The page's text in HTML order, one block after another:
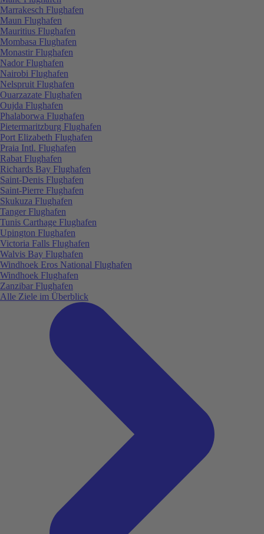
Marrakesch Flughafen
Maun Flughafen
Mauritius Flughafen
Mombasa Flughafen
Monastir Flughafen
Nador Flughafen
Nairobi Flughafen
Nelspruit Flughafen
Ouarzazate Flughafen
Oujda Flughafen
Phalaborwa Flughafen
Pietermaritzburg Flughafen
Port Elizabeth Flughafen
Praia Intl. Flughafen
Rabat Flughafen
Richards Bay Flughafen
Saint-Denis Flughafen
Saint-Pierre Flughafen
Skukuza Flughafen
Tanger Flughafen
Tunis Carthage Flughafen
Upington Flughafen
Victoria Falls Flughafen
Walvis Bay Flughafen
Windhoek Eros National Flughafen
Windhoek Flughafen
Zanzibar Flughafen
Alle Ziele im Überblick